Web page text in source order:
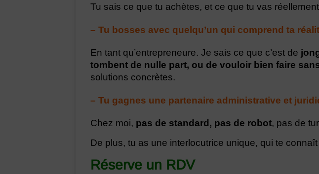
Tu sais ce que tu achètes, et ce que tu vas
– Tu bosses avec quelqu’un qui comprend ta
En tant qu’entrepreneure. Je sais ce que c’est de
tombent de nulle part, ou de vouloir bien faire
solutions concrètes.
– Tu gagnes une partenaire administrative et
Chez moi, pas de standard, pas de robot, pas de
De plus, tu as une interlocutrice unique, qui te
Réserve un RDV